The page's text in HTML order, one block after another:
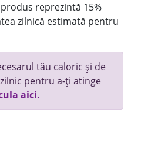
reprezintă 15%
zilnică estimată pentru
tău caloric și de
pentru a-ți atinge
aici.